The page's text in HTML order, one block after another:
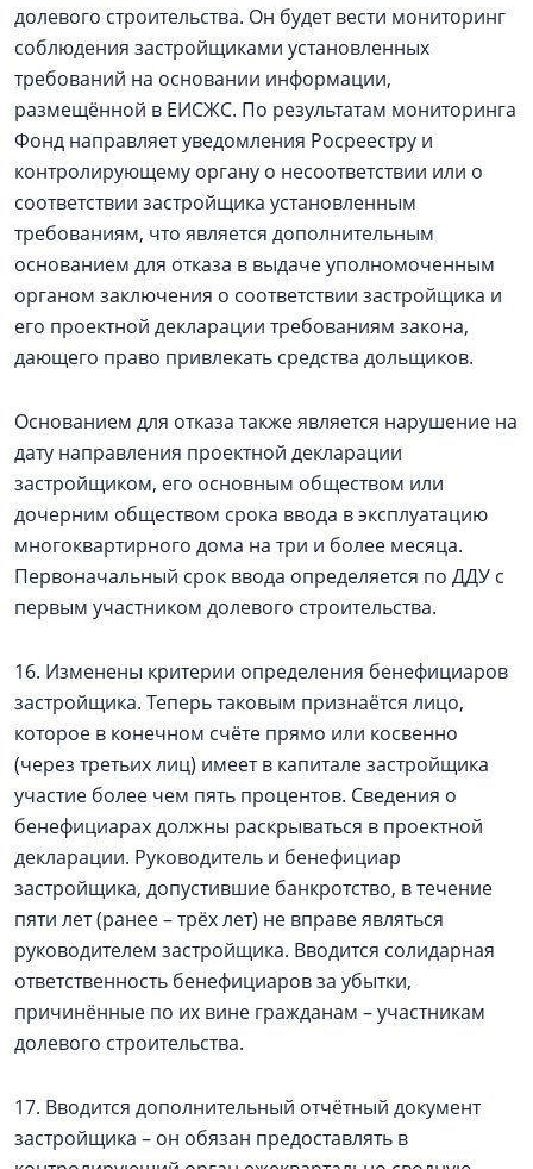
долевого строительства. Он будет вести мониторинг
соблюдения застройщиками установленных
требований на основании информации,
размещённой в ЕИСЖС. По результатам мониторинга
Фонд направляет уведомления Росреестру и
контролирующему органу о несоответствии или о
соответствии застройщика установленным
требованиям, что является дополнительным
основанием для отказа в выдаче уполномоченным
органом заключения о соответствии застройщика и
его проектной декларации требованиям закона,
дающего право привлекать средства дольщиков.
Основанием для отказа также является нарушение на
дату направления проектной декларации
застройщиком, его основным обществом или
дочерним обществом срока ввода в эксплуатацию
многоквартирного дома на три и более месяца.
Первоначальный срок ввода определяется по ДДУ с
первым участником долевого строительства.
16. Изменены критерии определения бенефициаров
застройщика. Теперь таковым признаётся лицо,
которое в конечном счёте прямо или косвенно
(через третьих лиц) имеет в капитале застройщика
участие более чем пять процентов. Сведения о
бенефициарах должны раскрываться в проектной
декларации. Руководитель и бенефициар
застройщика, допустившие банкротство, в течение
пяти лет (ранее – трёх лет) не вправе являться
руководителем застройщика. Вводится солидарная
ответственность бенефициаров за убытки,
причинённые по их вине гражданам – участникам
долевого строительства.
17. Вводится дополнительный отчётный документ
застройщика – он обязан предоставлять в